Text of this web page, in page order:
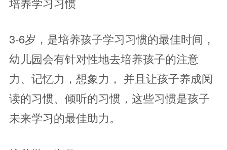
3-6岁，是培养孩子学习习惯的最佳时间，
幼儿园会有针对性地去培养孩子的注意
力、记忆力，想象力， 并且让孩子养成阅
读的习惯、倾听的习惯，这些习惯是孩子
未来学习的最佳助力。